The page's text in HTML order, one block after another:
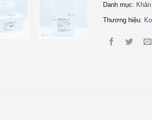
Danh mục:
Thương hiệu: